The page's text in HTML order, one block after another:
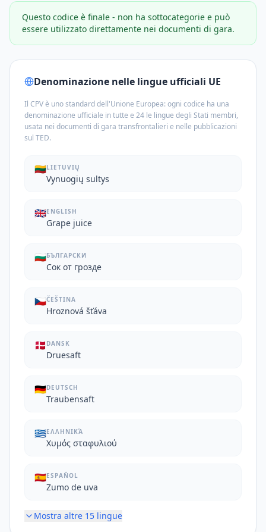
Questo codice è finale - non ha sottocategorie e può
essere utilizzato direttamente nei documenti di gara.
Denominazione nelle lingue ufficiali UE
Il CPV è uno standard dell'Unione Europea: ogni codice ha una
denominazione ufficiale in tutte e 24 le lingue degli Stati membri,
usata nei documenti di gara transfrontalieri e nelle pubblicazioni
sul TED.
🇱🇹LIETUVIŲ
Vynuogių sultys
🇬🇧ENGLISH
Grape juice
🇧🇬БЪЛГАРСКИ
Сок от грозде
🇨🇿ČEŠTINA
Hroznová šťáva
🇩🇰 DANSK
Druesaft
🇩🇪DEUTSCH
Traubensaft
🇬🇷ΕΛΛΗΝΙΚΆ
Χυμός σταφυλιού
🇪🇸ESPAÑOL
Zumo de uva
Mostra altre 15 lingue